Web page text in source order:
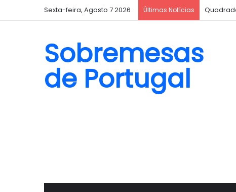
Sexta-feira, Agosto 7 2026 Últimas Notícias
Sobremesas
de Portugal